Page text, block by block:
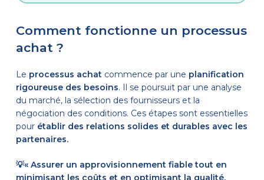
Comment fonctionne un processus
achat ?
Le processus achat commence par une planification
rigoureuse des besoins. Il se poursuit par une analyse
du marché, la sélection des fournisseurs et la
négociation des conditions. Ces étapes sont essentielles
pour établir des relations solides et durables avec les
partenaires.
💡« Assurer un approvisionnement fiable tout en
minimisant les coûts et en optimisant la qualité.